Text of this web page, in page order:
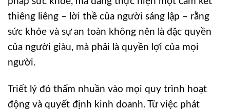
thiêng liêng – lời thề của người sáng lập – rằng
sức khỏe và sự an toàn không nên là đặc quyền
của người giàu, mà phải là quyền lợi của mọi
người.
Triết lý đó thấm nhuần vào mọi quy trình hoạt
động và quyết định kinh doanh. Từ việc phát